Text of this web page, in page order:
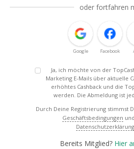
oder fortfahren
Google Facebook
Ja, ich möchte von der
Marketing E-Mails über aktuelle
erhöhtes Cashback und die
werden. Die Abmeldung ist
Durch Deine Registrierung stimmst
Geschäftsbedingungen
Datenschutzerklärung
Bereits Mitglied? Hier